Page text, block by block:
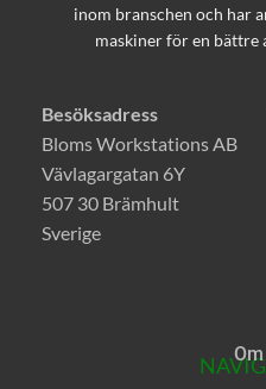
inom branschen och har
maskiner för en bättre
Besöksadress
Bloms Workstations AB
Vävlagargatan 6Y
507 30 Brämhult
Sverige